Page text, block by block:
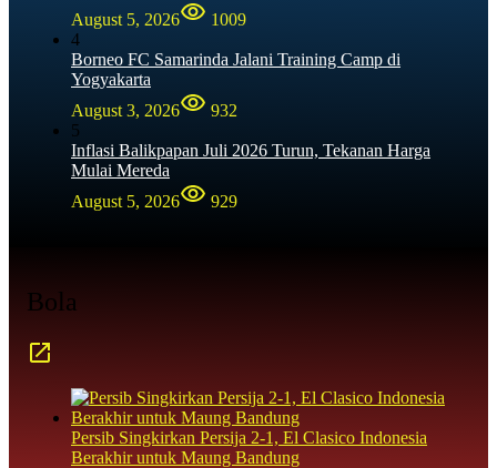
August 5, 2026
1009
4
Borneo FC Samarinda Jalani Training Camp di
Yogyakarta
August 3, 2026
932
5
Inflasi Balikpapan Juli 2026 Turun, Tekanan Harga
Mulai Mereda
August 5, 2026
929
Bola
Persib Singkirkan Persija 2-1, El Clasico Indonesia
Berakhir untuk Maung Bandung